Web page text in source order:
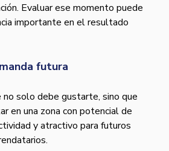
Evaluar ese momento puede
importante en el resultado
futura
no solo debe gustarte, sino que
en una zona con potencial de
y atractivo para futuros